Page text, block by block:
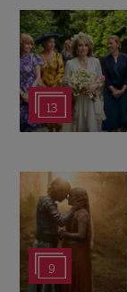
13
9